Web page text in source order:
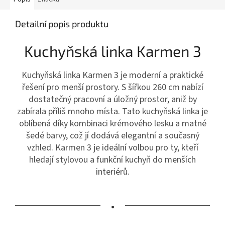
Detailní popis produktu
Kuchyňská linka Karmen 3
Kuchyňská linka Karmen 3 je moderní a praktické
řešení pro menší prostory. S šířkou 260 cm nabízí
dostatečný pracovní a úložný prostor, aniž by
zabírala příliš mnoho místa. Tato kuchyňská linka je
oblíbená díky kombinaci krémového lesku a matné
šedé barvy, což jí dodává elegantní a současný
vzhled. Karmen 3 je ideální volbou pro ty, kteří
hledají stylovou a funkční kuchyň do menších
interiérů.
•